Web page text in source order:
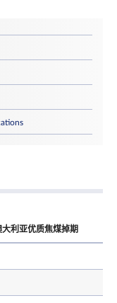
利亚优质焦煤掉期